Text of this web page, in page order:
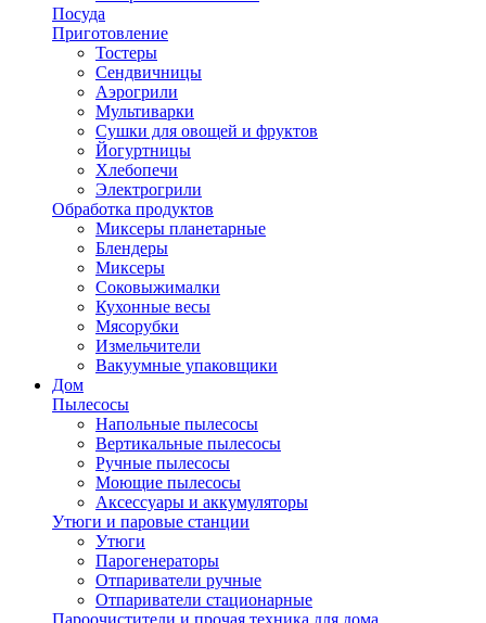
Посуда
Приготовление
Тостеры
Сендвичницы
Аэрогрили
Мультиварки
Сушки для овощей и фруктов
Йогуртницы
Хлебопечи
Электрогрили
Обработка продуктов
Миксеры планетарные
Блендеры
Миксеры
Соковыжималки
Кухонные весы
Мясорубки
Измельчители
Вакуумные упаковщики
Дом
Пылесосы
Напольные пылесосы
Вертикальные пылесосы
Ручные пылесосы
Моющие пылесосы
Аксессуары и аккумуляторы
Утюги и паровые станции
Утюги
Парогенераторы
Отпариватели ручные
Отпариватели стационарные
Пароочистители и прочая техника для дома